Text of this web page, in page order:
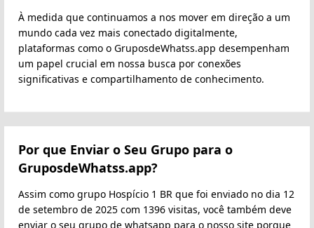
À medida que continuamos a nos mover em direção a um
mundo cada vez mais conectado digitalmente,
plataformas como o GruposdeWhatss.app desempenham
um papel crucial em nossa busca por conexões
significativas e compartilhamento de conhecimento.
Por que Enviar o Seu Grupo para o
GruposdeWhatss.app?
Assim como grupo Hospício 1 BR que foi enviado no dia 12
de setembro de 2025 com 1396 visitas, você também deve
enviar o seu grupo de whatsapp para o nosso site porque